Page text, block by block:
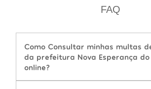
FAQ
Como Consultar minhas multas
da prefeitura Nova Esperança do
online?